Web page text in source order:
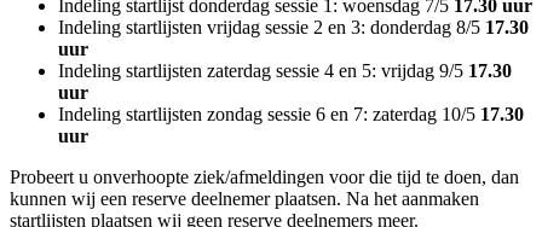
Indeling startlijst donderdag sessie 1: woensdag 7/5 17.30 uur
Indeling startlijsten vrijdag sessie 2 en 3: donderdag 8/5 17.30
uur
Indeling startlijsten zaterdag sessie 4 en 5: vrijdag 9/5 17.30
uur
Indeling startlijsten zondag sessie 6 en 7: zaterdag 10/5 17.30
uur
Probeert u onverhoopte ziek/afmeldingen voor die tijd te doen, dan
kunnen wij een reserve deelnemer plaatsen. Na het aanmaken
startlijsten plaatsen wij geen reserve deelnemers meer.